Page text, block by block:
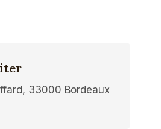
33000 Bordeaux